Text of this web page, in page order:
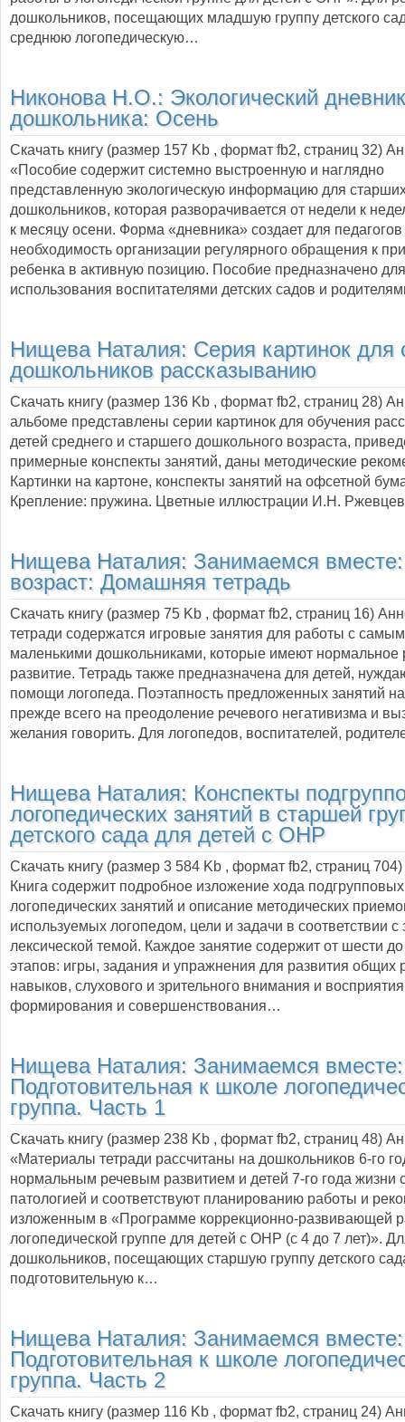
дошкольников, посещающих младшую группу детского
среднюю логопедическую…
Никонова Н.О.: Экологический дневник
дошкольника: Осень
Скачать книгу (размер 157 Kb , формат fb2, страниц 32)
«Пособие содержит системно выстроенную и наглядно
представленную экологическую информацию для
дошкольников, которая разворачивается от недели к
к месяцу осени. Форма «дневника» создает для педагогов
необходимость организации регулярного обращения к
ребенка в активную позицию. Пособие предназначено для
использования воспитателями детских садов и
Нищева Наталия: Серия картинок для
дошкольников рассказыванию
Скачать книгу (размер 136 Kb , формат fb2, страниц 28)
альбоме представлены серии картинок для обучения
детей среднего и старшего дошкольного возраста,
примерные конспекты занятий, даны методические
Картинки на картоне, конспекты занятий на офсетной
Крепление: пружина. Цветные иллюстрации И.Н.
Нищева Наталия: Занимаемся
возраст: Домашняя тетрадь
Скачать книгу (размер 75 Kb , формат fb2, страниц 16)
тетради содержатся игровые занятия для работы с
маленькими дошкольниками, которые имеют нормальное
развитие. Тетрадь также предназначена для детей,
помощи логопеда. Поэтапность предложенных занятий
прежде всего на преодоление речевого негативизма и
желания говорить. Для логопедов, воспитателей,
Нищева Наталия: Конспекты
логопедических занятий в старшей
детского сада для детей с ОНР
Скачать книгу (размер 3 584 Kb , формат fb2, страниц 704
Книга содержит подробное изложение хода
логопедических занятий и описание методических
используемых логопедом, цели и задачи в соответствии с
лексической темой. Каждое занятие содержит от шести
этапов: игры, задания и упражнения для развития общих
навыков, слухового и зрительного внимания и
формирования и совершенствования…
Нищева Наталия: Занимаемся вместе:
Подготовительная к школе
группа. Часть 1
Скачать книгу (размер 238 Kb , формат fb2, страниц 48)
«Материалы тетради рассчитаны на дошкольников 6-го
нормальным речевым развитием и детей 7-го года жизни
патологией и соответствуют планированию работы и
изложенным в «Программе коррекционно-развивающей
логопедической группе для детей с ОНР (с 4 до 7 лет)».
дошкольников, посещающих старшую группу детского
подготовительную к…
Нищева Наталия: Занимаемся вместе:
Подготовительная к школе
группа. Часть 2
Скачать книгу (размер 116 Kb , формат fb2, страниц 24)